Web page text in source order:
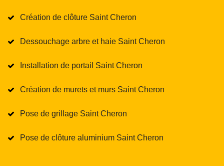
Création de clôture Saint Cheron
Dessouchage arbre et haie Saint Cheron
Installation de portail Saint Cheron
Création de murets et murs Saint Cheron
Pose de grillage Saint Cheron
Pose de clôture aluminium Saint Cheron